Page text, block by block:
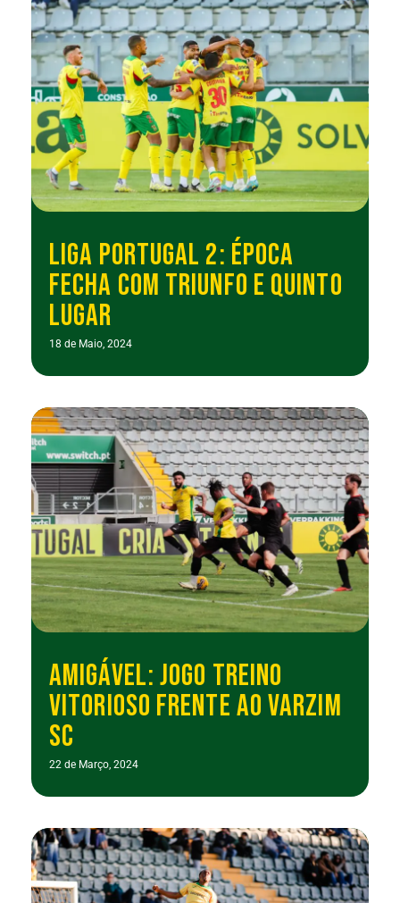
LIGA PORTUGAL 2: ÉPOCA
FECHA COM TRIUNFO E QUINTO
LUGAR
18 de Maio, 2024
AMIGÁVEL: JOGO TREINO
VITORIOSO FRENTE AO VARZIM
SC
22 de Março, 2024